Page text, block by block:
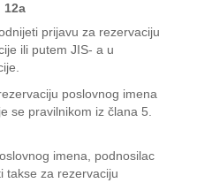
12a
prijavu za rezervaciju
ili putem JIS- a u
poslovnog imena
se pravilnikom iz člana 5.
imena, podnosilac
takse za rezervaciju